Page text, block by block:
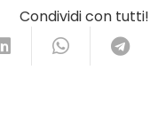
Condividi con tutti!